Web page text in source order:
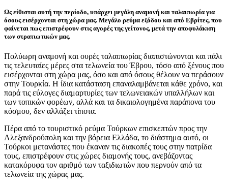
Ως είθισται αυτή την περίοδο, υπάρχει μεγάλη αναμονή και ταλαιπωρία για
όσους εισέρχονται στη χώρα μας. Μεγάλο ρεύμα εξόδου και από Εβρίτες, που
φαίνεται πως επιστρέφουν στις αγορές της γείτονος, μετά την αποφυλάκιση
των στρατιωτικών μας.
Πολύωρη αναμονή και ουρές ταλαιπωρίας διαπιστώνονται και πάλι
τις τελευταίες μέρες στα τελωνεία του Έβρου, τόσο από ξένους που
εισέρχονται στη χώρα μας, όσο και από όσους θέλουν να περάσουν
στην Τουρκία. Η ίδια κατάσταση επαναλαμβάνεται κάθε χρόνο, και
παρά τις εύλογες διαμαρτυρίες των τελωνειακών υπαλλήλων και
των τοπικών φορέων, αλλά και τα δικαιολογημένα παράπονα του
κόσμου, δεν αλλάζει τίποτα.
Πέρα από το τουριστικό ρεύμα Τούρκων επισκεπτών προς την
Αλεξανδρούπολη και την βόρεια Ελλάδα, το διάστημα αυτό, οι
Τούρκοι μετανάστες που έκαναν τις διακοπές τους στην πατρίδα
τους, επιστρέφουν στις χώρες διαμονής τους, ανεβάζοντας
κατακόρυφα τον αριθμό των ταξιδιωτών που περνούν από τα
τελωνεία της χώρας μας.